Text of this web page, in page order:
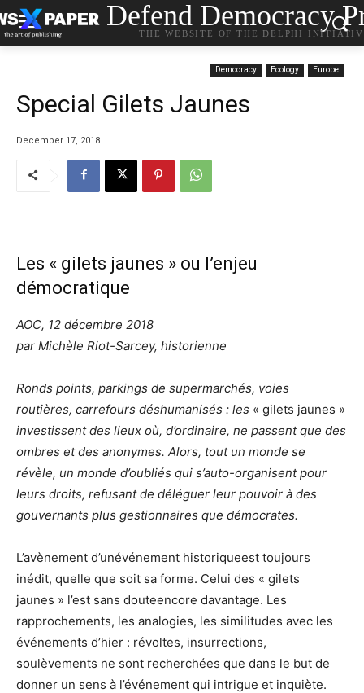
Defend Democracy
THE WEBSITE OF THE DELPHI
Democracy Ecology Europe
Special Gilets Jaunes
December 17, 2018
Les « gilets jaunes » ou l’enjeu
démocratique
AOC, 12 décembre 2018
par Michèle Riot-Sarcey, historienne
Ronds points, parkings de supermarchés, voies
routières, carrefours déshumanisés : les « gilets jaunes »
investissent des lieux où, d’ordinaire, ne passent que des
ombres et des anonymes. Alors, tout un monde se
révèle, un monde d’oubliés qui s’auto-organisent pour
leurs droits, refusant de déléguer leur pouvoir à des
gouvernants plus gestionnaires que démocrates.
L’avènement d’unévénement historiqueest toujours
inédit, quelle que soit sa forme. Celui des « gilets
jaunes » l’est sans douteencore davantage. Les
rapprochements, les analogies, les similitudes avec les
événements d’hier : révoltes, insurrections,
soulèvements ne sont recherchées que dans le but de
donner un sens à l’événement qui intrigue et inquiète.